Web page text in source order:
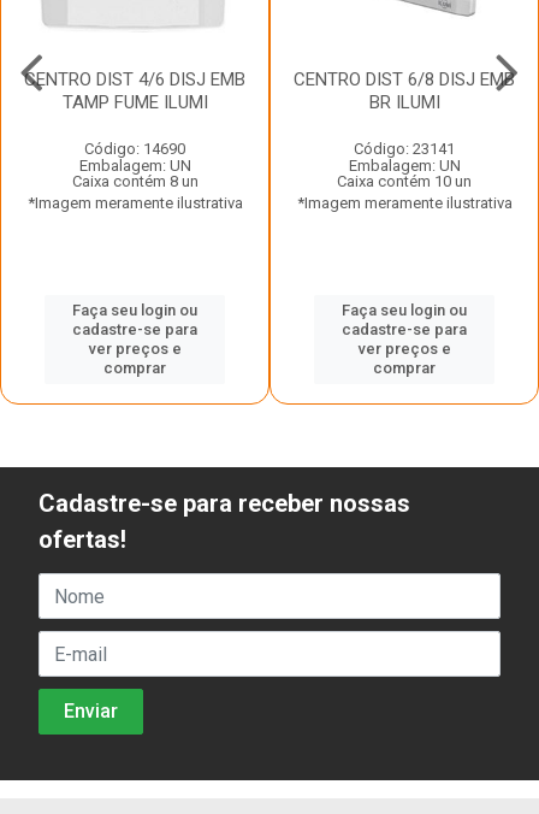
CENTRO DIST 4/6 DISJ EMB
TAMP FUME ILUMI
Código: 14690
Embalagem: UN
Caixa contém 8 un
*Imagem meramente ilustrativa
Faça seu login ou
cadastre-se para
ver preços e
comprar
CENTRO DIST 6/8 DISJ EMB
BR ILUMI
Código: 23141
Embalagem: UN
Caixa contém 10 un
*Imagem meramente ilustrativa
Faça seu login ou
cadastre-se para
ver preços e
comprar
Cadastre-se para receber nossas
ofertas!